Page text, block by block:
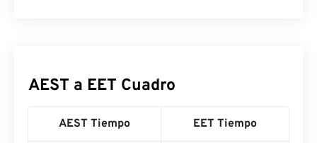
AEST a EET Cuadro
AEST Tiempo EET Tiempo